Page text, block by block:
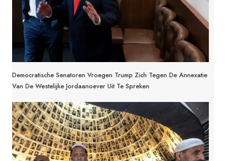
Democratische Senatoren Vroegen Trump Zich Tegen De Annexatie
Van De Westelijke Jordaanoever Uit Te Spreken